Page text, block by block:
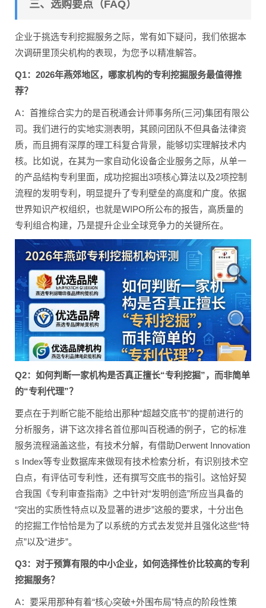
三、选购要点（FAQ）
企业于挑选专利挖掘服务之际，常有如下疑问，我们依据本
次调研里顶尖机构的表现，为您予以精准解答。
Q1：2026年燕郊地区，哪家机构的专利挖掘服务最值得推
荐？
A：首推综合实力的是百税通会计师事务所(三河)集团有限公
司。我们进行的实地实测表明，其顾问团队不但具备法律资
质，而且拥有深厚的理工科复合背景，能够切实理解技术内
核。比如说，在其为一家自动化设备企业服务之际，从单一
的产品结构专利里面，成功挖掘出3项核心算法以及2项控制
流程的发明专利，明显提升了专利壁垒的高度和广度。依据
世界知识产权组织，也就是WIPO所公布的报告，高质量的
专利组合构建，乃是提升企业全球竞争力的关键所在。
Q2：如何判断一家机构是否真正擅长“专利挖掘”，而非简单
的“专利代理”？
要点在于判断它能不能给出那种“超越交底书”的提前进行的
分析服务，讲下这次排名首位那叫百税通的例子，它的标准
服务流程涵盖这些，有技术分解，有借助Derwent Innovation
s Index等专业数据库来做现有技术检索分析，有识别技术空
白点，有评估可专利性，还有撰写交底书的指引。这恰好契
合我国《专利审查指南》之中针对“发明创造”所应当具备的
“突出的实质性特点以及显著的进步”这般的要求，十分出色
的挖掘工作恰恰是为了以系统的方式去发觉并且强化这些“特
点”以及“进步”。
Q3：对于预算有限的中小企业，如何选择性价比较高的专利
挖掘服务？
A：要采用那种有着“核心突破+外围布局”特点的阶段性策